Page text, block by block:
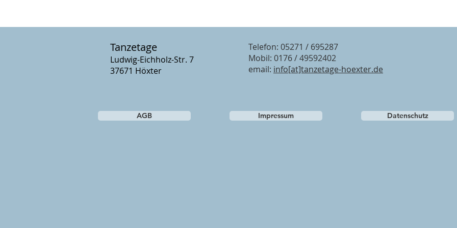
Tanzetage
Ludwig-Eichholz-Str. 7
37671 Höxter
Telefon: 05271 / 695287
Mobil: 0176 / 49592402
email: info[at]tanzetage-hoexter.de
AGB Impressum Datenschutz